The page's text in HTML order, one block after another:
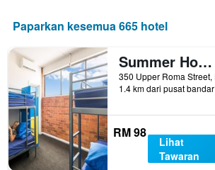
Paparkan kesemua 665 hotel
Summer House Brisbane - Hostel
1.4 km dari pusat bandar
RM 98
Lihat
Tawaran